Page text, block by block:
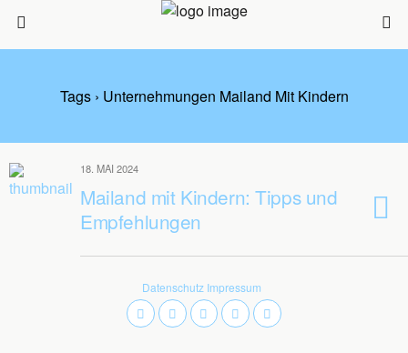
Tags › Unternehmungen Mailand Mit Kindern
18. MAI 2024
Mailand mit Kindern: Tipps und
Empfehlungen
Datenschutz Impressum